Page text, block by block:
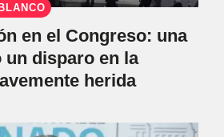
en el Congreso: una
disparo en la
herida